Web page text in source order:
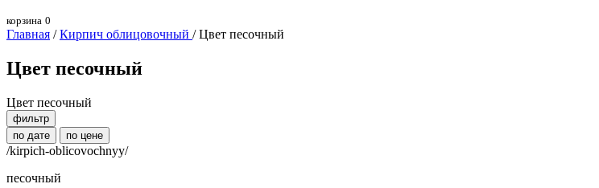
корзина 0
Главная /Кирпич облицовочный / Цвет песочный
Цвет песочный
Цвет песочный
фильтр
по дате
по цене
/kirpich-oblicovochnyy/
песочный